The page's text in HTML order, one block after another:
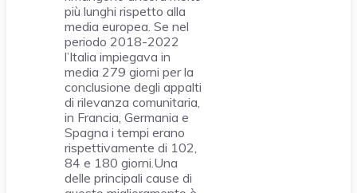
più lunghi rispetto alla
media europea. Se nel
periodo 2018-2022
l’Italia impiegava in
media 279 giorni per la
conclusione degli appalti
di rilevanza comunitaria,
in Francia, Germania e
Spagna i tempi erano
rispettivamente di 102,
84 e 180 giorni.Una
delle principali cause di